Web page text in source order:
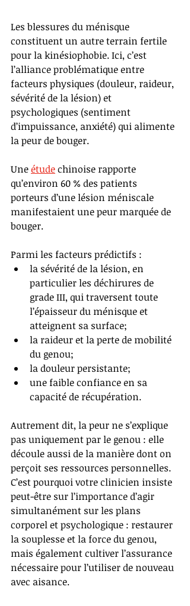
Les blessures du ménisque
constituent un autre terrain fertile
pour la kinésiophobie. Ici, c’est
l’alliance problématique entre
facteurs physiques (douleur, raideur,
sévérité de la lésion) et
psychologiques (sentiment
d’impuissance, anxiété) qui alimente
la peur de bouger.
Une étude chinoise rapporte
qu’environ 60 % des patients
porteurs d’une lésion méniscale
manifestaient une peur marquée de
bouger.
Parmi les facteurs prédictifs :
la sévérité de la lésion, en
particulier les déchirures de
grade III, qui traversent toute
l’épaisseur du ménisque et
atteignent sa surface;
la raideur et la perte de mobilité
du genou;
la douleur persistante;
une faible confiance en sa
capacité de récupération.
Autrement dit, la peur ne s’explique
pas uniquement par le genou : elle
découle aussi de la manière dont on
perçoit ses ressources personnelles.
C’est pourquoi votre clinicien insiste
peut-être sur l’importance d’agir
simultanément sur les plans
corporel et psychologique : restaurer
la souplesse et la force du genou,
mais également cultiver l’assurance
nécessaire pour l’utiliser de nouveau
avec aisance.